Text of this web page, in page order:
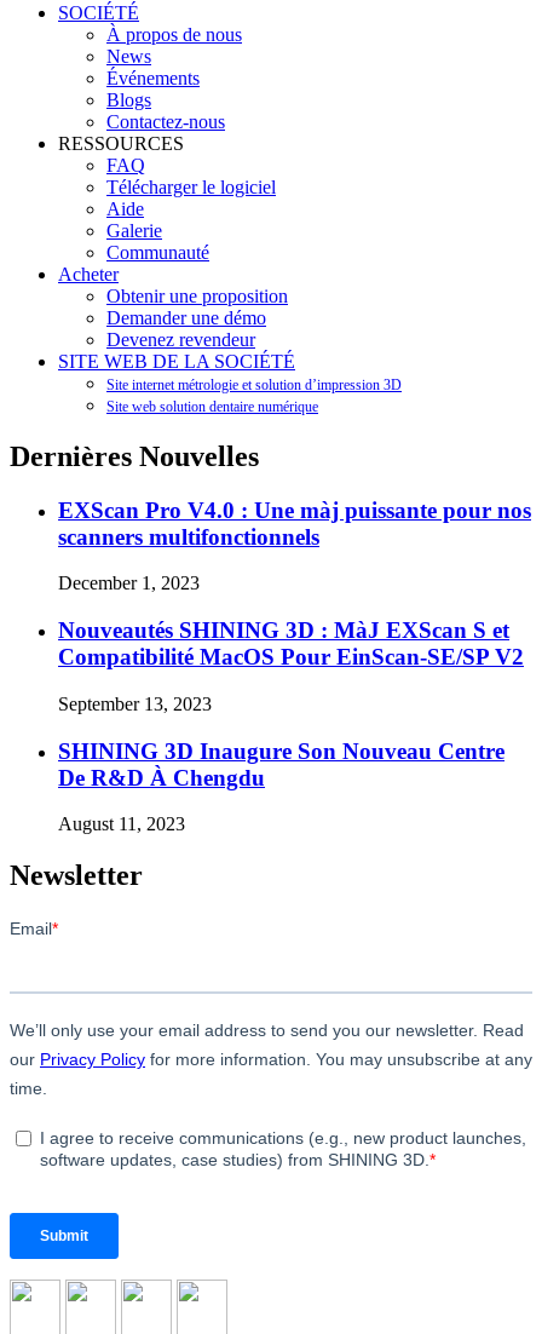
SOCIÉTÉ
À propos de nous
News
Événements
Blogs
Contactez-nous
RESSOURCES
FAQ
Télécharger le logiciel
Aide
Galerie
Communauté
Acheter
Obtenir une proposition
Demander une démo
Devenez revendeur
SITE WEB DE LA SOCIÉTÉ
Site internet métrologie et solution d’impression 3D
Site web solution dentaire numérique
Dernières Nouvelles
EXScan Pro V4.0 : Une màj puissante pour nos
scanners multifonctionnels
December 1, 2023
Nouveautés SHINING 3D : MàJ EXScan S et
Compatibilité MacOS Pour EinScan-SE/SP V2
September 13, 2023
SHINING 3D Inaugure Son Nouveau Centre
De R&D À Chengdu
August 11, 2023
Newsletter